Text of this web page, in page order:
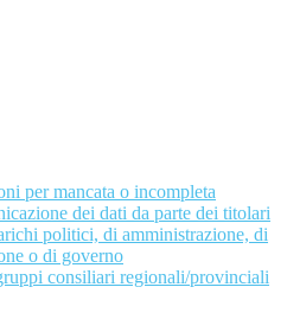
per mancata o incompleta
dei dati da parte dei titolari
politici, di amministrazione, di
o di governo
consiliari regionali/provinciali